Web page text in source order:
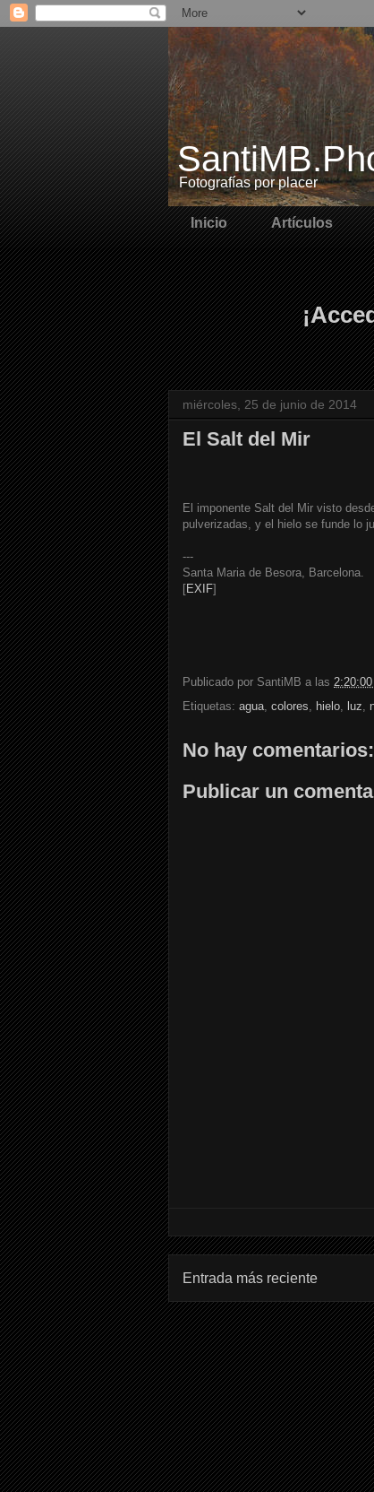
Fotografías por placer
Inicio Artículos
miércoles, 25 de junio de 2014
El Salt del Mir
El imponente Salt del Mir visto
pulverizadas, y el hielo se funde lo
---
Santa Maria de Besora, Barcelona.
[EXIF]
Publicado por SantiMB a las
Etiquetas: agua, colores, hielo, luz,
No hay comentarios:
Publicar un
Entrada más reciente